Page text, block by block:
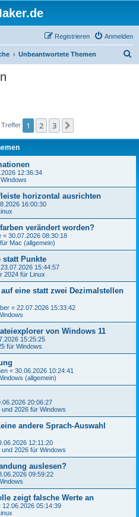
Anmelden
Registrieren
Unbeantwortete Themen
Treffer 1 2 3
12:36:34
horizontal ausrichten
16:00:30
verändert worden?
« 30.07.2026 08:30:18
Mac (allgemein)
statt Punkte
23.07.2026 15:44:57
2024 für Linux
eine statt zwei Dezimalstellen
« 22.07.2026 15:33:42
von Windows 11
15:25:25
für Windows
« 30.06.2026 10:24:41
(allgemein)
20:06:27
2026 für Windows
andere Sprach-Auswahl
12:11:20
2026 für Windows
auslesen?
09:59:22
zeigt falsche Werte an
12.06.2026 05:14:39